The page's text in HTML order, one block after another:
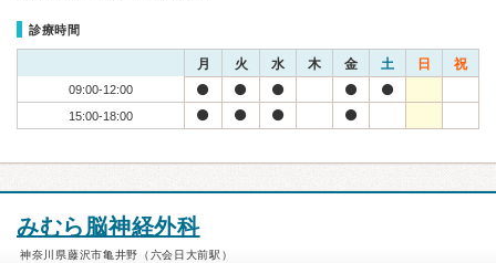
診療時間
月 火 水 木 金 土 日 祝
09:00-12:00
15:00-18:00
みむら脳神経外科
神奈川県藤沢市亀井野（六会日大前駅）